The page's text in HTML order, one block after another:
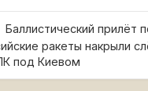
Баллистический прилёт
ракеты накрыли
под Киевом